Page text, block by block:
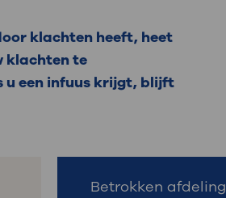
: naar uw dossier
Inloggen MijnOLVG
klachten heeft, heet
klachten te
u een infuus krijgt, blijft
Betrokken afdeling